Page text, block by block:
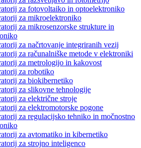
za fotovoltaiko in optoelektroniko
za mikroelektroniko
za mikrosenzorske strukture in
za načrtovanje integriranih vezij
za računalniške metode v elektroniki
za metrologijo in kakovost
za robotiko
za biokibernetiko
za slikovne tehnologije
za električne stroje
za elektromotorske pogone
za regulacijsko tehniko in močnostno
za avtomatiko in kibernetiko
za strojno inteligenco